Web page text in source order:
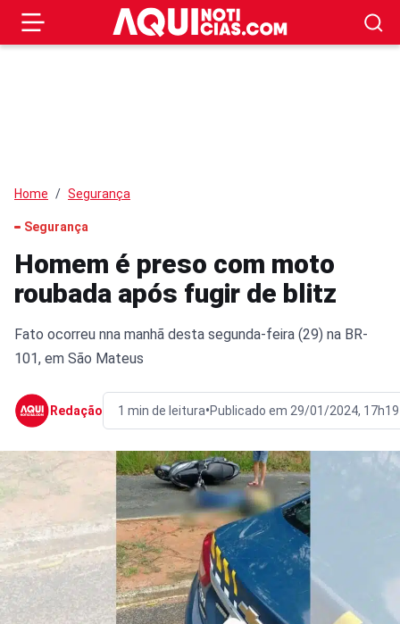
Home Segurança
Segurança
Homem é preso com moto
roubada após fugir de blitz
Fato ocorreu nna manhã desta segunda-feira (29) na BR-
101, em São Mateus
Redação 1 min de leitura•Publicado em 29/01/2024, 17h19